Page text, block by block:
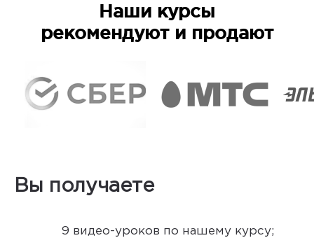
Наши курсы
рекомендуют и продают
Вы получаете
9 видео-уроков по нашему курсу;